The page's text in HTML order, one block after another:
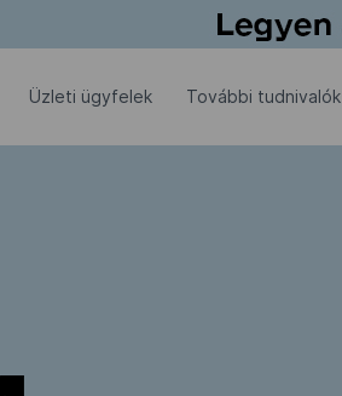
Üzleti ügyfelek További tudnivalók